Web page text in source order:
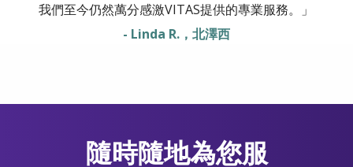
我們至今仍然萬分感激VITAS提供的專業服務。」
- Linda R.，北澤西
隨時隨地為您服